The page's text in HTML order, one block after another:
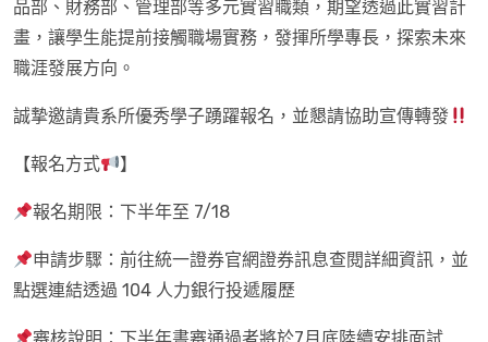
品部、財務部、管理部等多元實習職類，期望透過此實習計
畫，讓學生能提前接觸職場實務，發揮所學專長，探索未來
職涯發展方向。
誠摯邀請貴系所優秀學子踴躍報名，並懇請協助宣傳轉發
【報名方式 】
報名期限：下半年至 7/18
申請步驟：前往統一證券官網證券訊息查閱詳細資訊，並
點選連結透過 104 人力銀行投遞履歷